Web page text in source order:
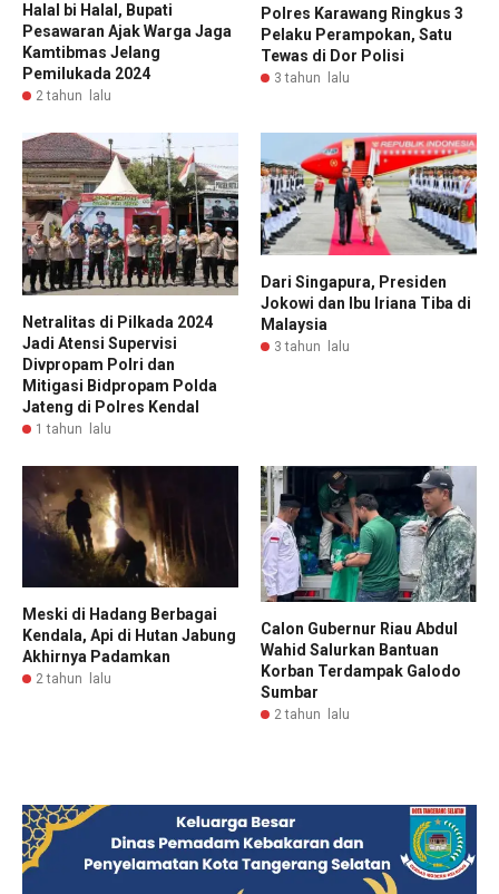
Halal bi Halal, Bupati
Pesawaran Ajak Warga Jaga
Kamtibmas Jelang
Pemilukada 2024
2 tahun lalu
Polres Karawang Ringkus 3
Pelaku Perampokan, Satu
Tewas di Dor Polisi
3 tahun lalu
Netralitas di Pilkada 2024
Jadi Atensi Supervisi
Divpropam Polri dan
Mitigasi Bidpropam Polda
Jateng di Polres Kendal
1 tahun lalu
Dari Singapura, Presiden
Jokowi dan Ibu Iriana Tiba di
Malaysia
3 tahun lalu
Meski di Hadang Berbagai
Kendala, Api di Hutan Jabung
Akhirnya Padamkan
2 tahun lalu
Calon Gubernur Riau Abdul
Wahid Salurkan Bantuan
Korban Terdampak Galodo
Sumbar
2 tahun lalu